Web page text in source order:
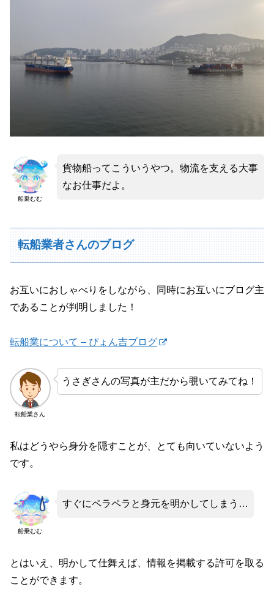
船乗むむ
貨物船ってこういうやつ。物流を支える大事
なお仕事だよ。
転船業者さんのブログ
お互いにおしゃべりをしながら、同時にお互いにブログ主
であることが判明しました！
転船業について – ぴょん吉ブログ
転船業さん
うさぎさんの写真が主だから覗いてみてね！
私はどうやら身分を隠すことが、とても向いていないよう
です。
船乗むむ
すぐにペラペラと身元を明かしてしまう…
とはいえ、明かして仕舞えば、情報を掲載する許可を取る
ことができます。